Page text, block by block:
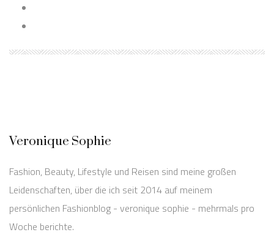
Veronique Sophie
Fashion, Beauty, Lifestyle und Reisen sind meine großen
Leidenschaften, über die ich seit 2014 auf meinem
persönlichen Fashionblog - veronique sophie - mehrmals pro
Woche berichte.